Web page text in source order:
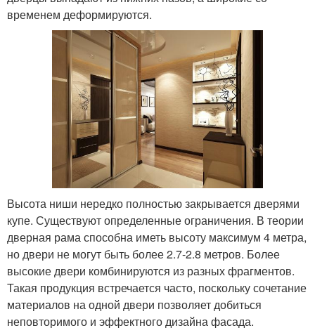
временем деформируются.
Высота ниши нередко полностью закрывается дверями
купе. Существуют определенные ограничения. В теории
дверная рама способна иметь высоту максимум 4 метра,
но двери не могут быть более 2.7-2.8 метров. Более
высокие двери комбинируются из разных фрагментов.
Такая продукция встречается часто, поскольку сочетание
материалов на одной двери позволяет добиться
неповторимого и эффектного дизайна фасада.